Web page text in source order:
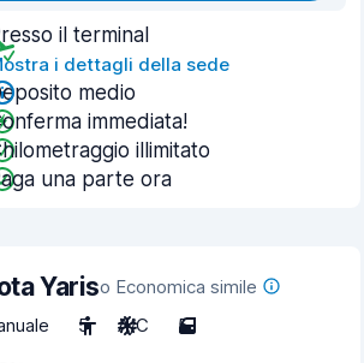
il terminal
i dettagli della sede
medio
immediata!
illimitato
una parte ora
Yariso Economica simile
5 A/C 5